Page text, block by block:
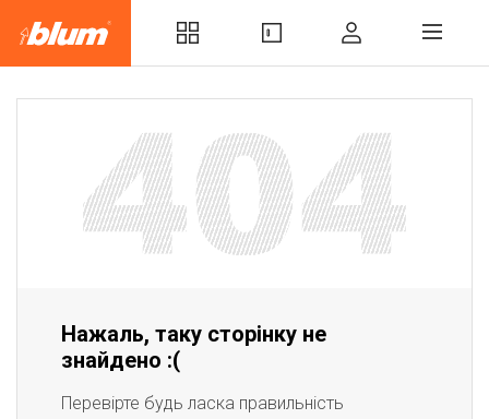
Нажаль, таку сторінку не
знайдено :(
Перевірте будь ласка правильність